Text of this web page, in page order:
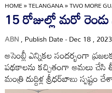
HOME»TELANGANA»TWO MORE
15 రోజుల్లో మరో
ABN, Publish Date - Dec 18 ,
అసెంబ్లీ ఎన్నికల సందర్భంగా
పథకాలను కచ్చితంగా అమలు చేసి
మంత్రి దుద్దిళ్ల శ్రీధర్‌బాబు స్పష్టం